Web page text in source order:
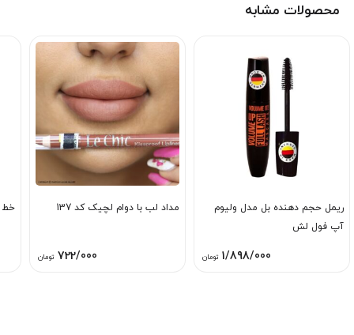
محصولات مشابه
ریمل حجم دهنده بل مدل ولیوم
آپ فول لش
1/898/000 تومان
مداد لب با دوام لچیک کد 137
722/000 تومان
خط